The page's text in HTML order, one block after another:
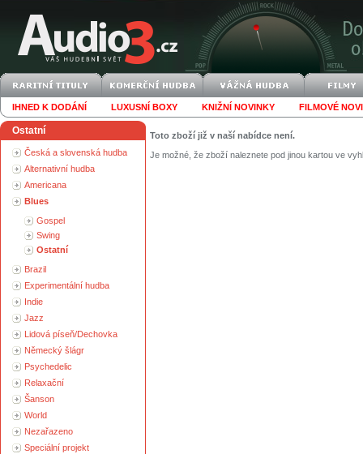
IHNED K DODÁNÍ LUXUSNÍ BOXY KNIŽNÍ NOVINKY FILMOVÉ
Ostatní
Česká a slovenská hudba
Alternativní hudba
Americana
Blues
Gospel
Swing
Ostatní
Brazil
Experimentální hudba
Indie
Jazz
Lidová píseň/Dechovka
Německý šlágr
Psychedelic
Relaxační
Šanson
World
Nezařazeno
Speciální projekt
Toto zboží již v naší nabídce není.
Je možné, že zboží naleznete pod jinou kartou ve